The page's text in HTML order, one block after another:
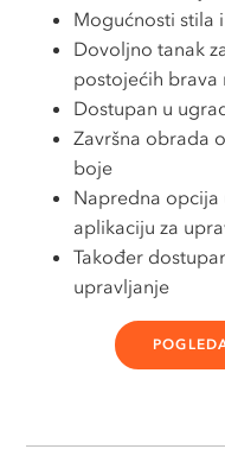
Mogućnosti stila
Dovoljno tanak
postojećih brava
Dostupan u
Završna obrada
boje
Napredna opcija
aplikaciju za
Također
upravljanje